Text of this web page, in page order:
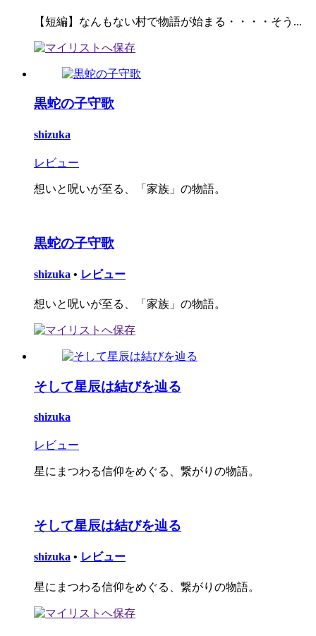
【短編】なんもない村で物語が始まる・・・・そう...
黒蛇の子守歌
shizuka
レビュー
想いと呪いが至る、「家族」の物語。
黒蛇の子守歌
shizuka • レビュー
想いと呪いが至る、「家族」の物語。
そして星辰は結びを辿る
shizuka
レビュー
星にまつわる信仰をめぐる、繋がりの物語。
そして星辰は結びを辿る
shizuka • レビュー
星にまつわる信仰をめぐる、繋がりの物語。